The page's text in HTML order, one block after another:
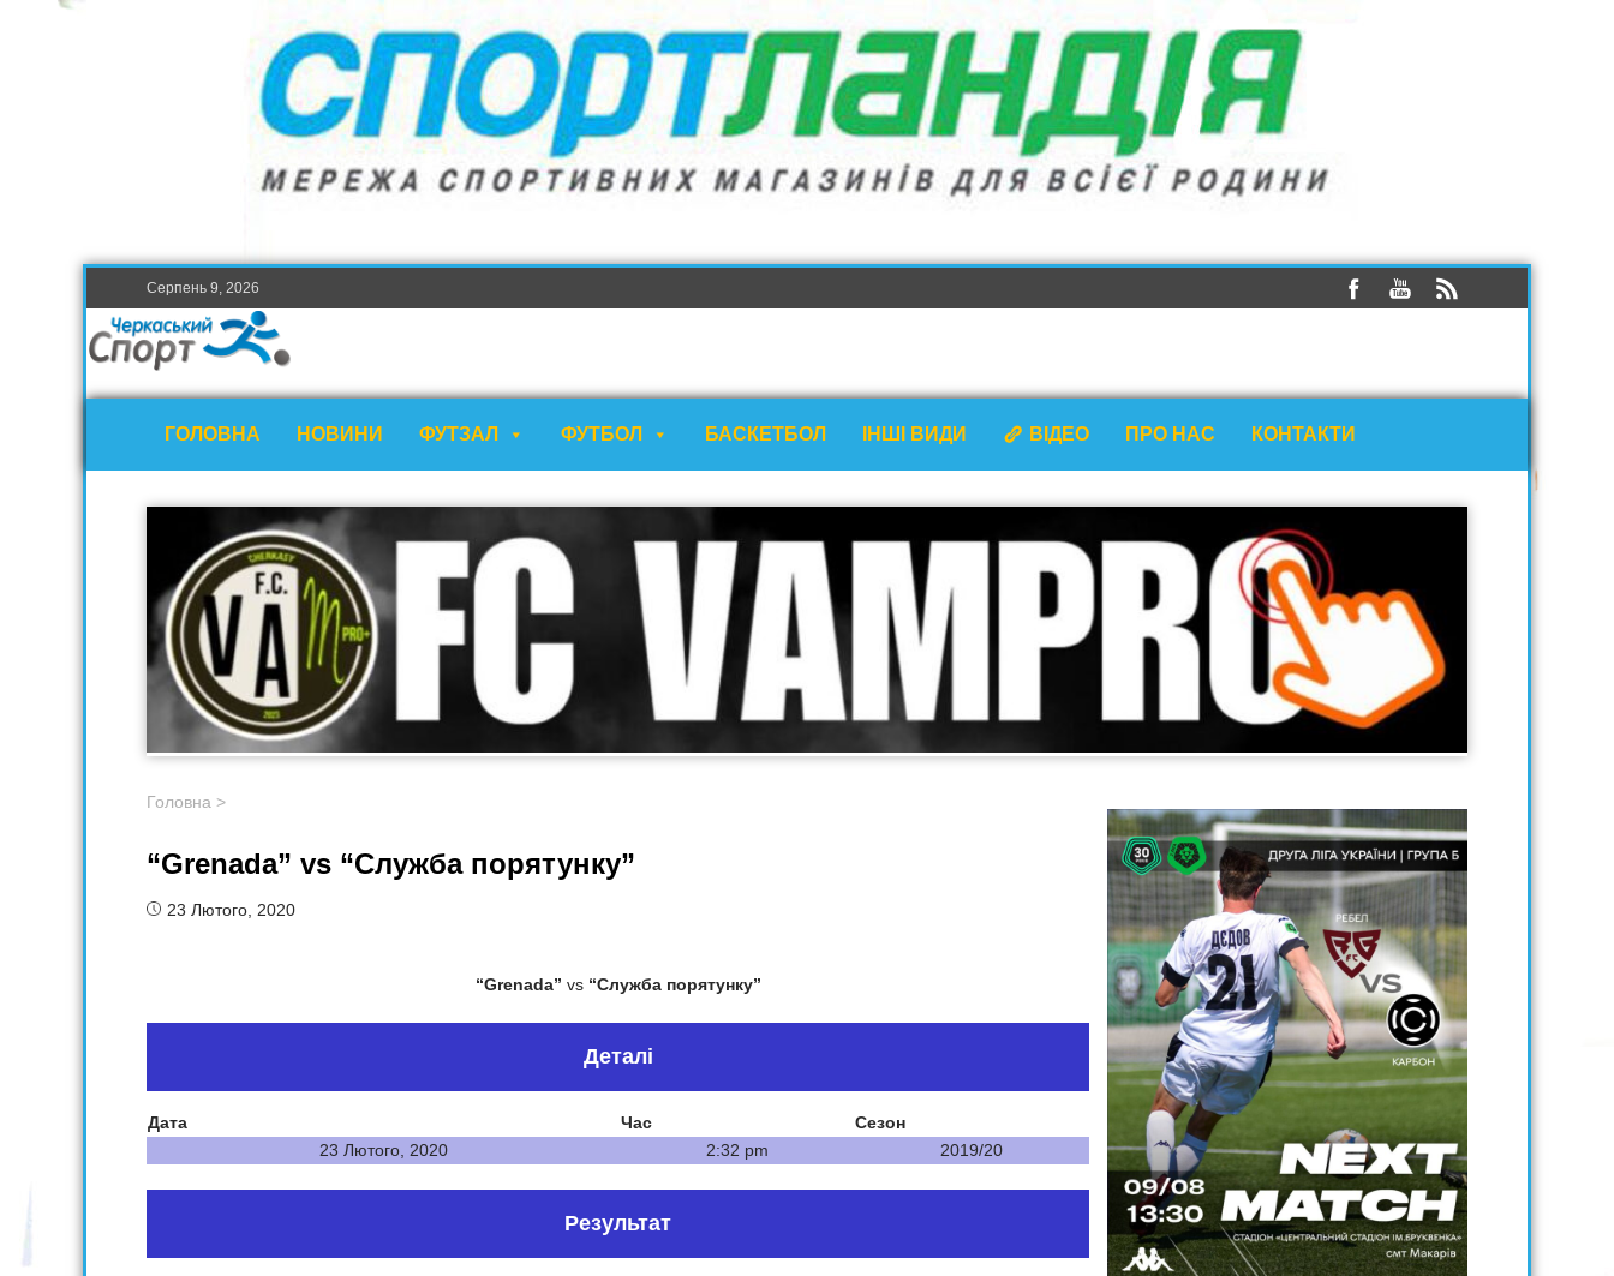
Серпень 9, 2026
ГОЛОВНА НОВИНИ ФУТЗАЛ ФУТБОЛ БАСКЕТБОЛ ІНШІ ВИДИ ВІДЕО ПРО НАС КОНТАКТИ
Головна >
“Grenada” vs “Служба порятунку”
23 Лютого, 2020
“Grenada” vs “Служба порятунку”
Деталі
Дата Час
Сезон
23 Лютого, 2020
2:32 pm 2019/20
Результат